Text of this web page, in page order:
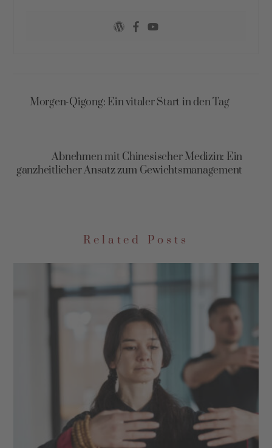
Morgen-Qigong: Ein vitaler Start in den Tag
Abnehmen mit Chinesischer Medizin: Ein
ganzheitlicher Ansatz zum Gewichtsmanagement
Related Posts